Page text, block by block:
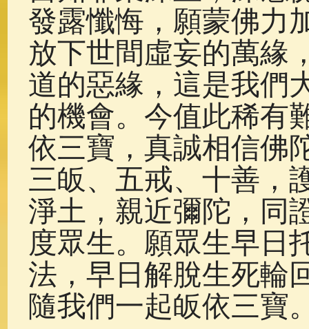
發露懺悔，願蒙佛力
放下世間虛妄的萬緣
道的惡緣，這是我們
的機會。今值此稀有
依三寶，真誠相信佛
三皈、五戒、十善，
淨土，親近彌陀，同
度眾生。願眾生早日
法，早日解脫生死輪
隨我們一起皈依三寶